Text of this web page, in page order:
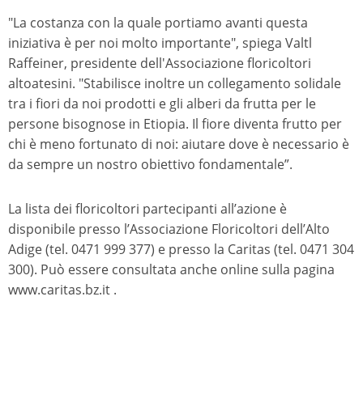
"La costanza con la quale portiamo avanti questa
iniziativa è per noi molto importante", spiega Valtl
Raffeiner, presidente dell'Associazione floricoltori
altoatesini. "Stabilisce inoltre un collegamento solidale
tra i fiori da noi prodotti e gli alberi da frutta per le
persone bisognose in Etiopia. Il fiore diventa frutto per
chi è meno fortunato di noi: aiutare dove è necessario è
da sempre un nostro obiettivo fondamentale”.
La lista dei floricoltori partecipanti all’azione è
disponibile presso l’Associazione Floricoltori dell’Alto
Adige (tel. 0471 999 377) e presso la Caritas (tel. 0471 304
300). Può essere consultata anche online sulla pagina
www.caritas.bz.it .